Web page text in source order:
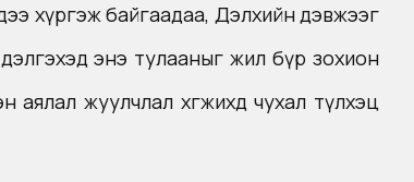
хүргэж байгаадаа, Дэлхийн дэвжээг
энэ тулааныг жил бүр зохион
жуулчлал хөгжихөд чухал түлхэц